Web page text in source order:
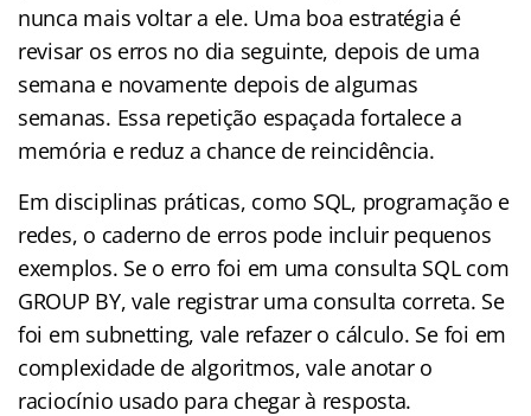
nunca mais voltar a ele. Uma boa estratégia é
revisar os erros no dia seguinte, depois de uma
semana e novamente depois de algumas
semanas. Essa repetição espaçada fortalece a
memória e reduz a chance de reincidência.
Em disciplinas práticas, como SQL, programação e
redes, o caderno de erros pode incluir pequenos
exemplos. Se o erro foi em uma consulta SQL com
GROUP BY, vale registrar uma consulta correta. Se
foi em subnetting, vale refazer o cálculo. Se foi em
complexidade de algoritmos, vale anotar o
raciocínio usado para chegar à resposta.